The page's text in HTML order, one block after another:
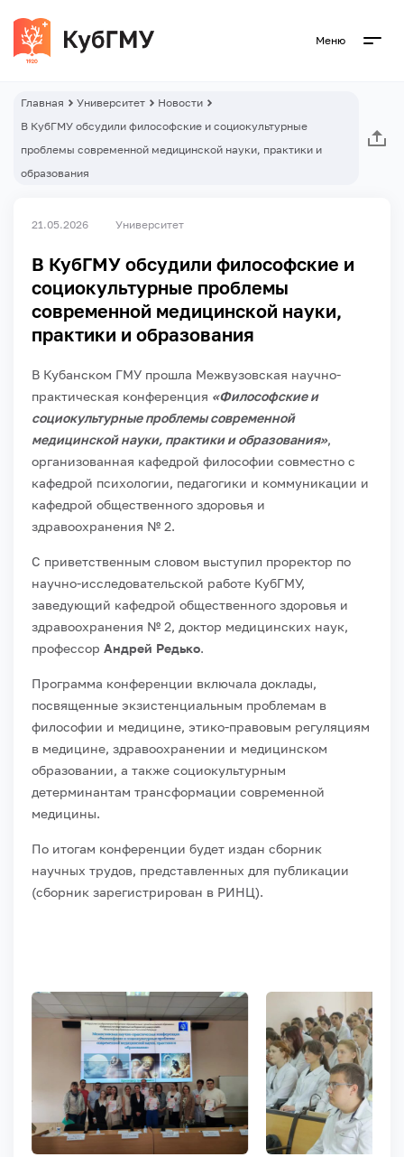
Меню
Главная Университет
Новости
В КубГМУ обсудили философские и социокультурные
проблемы современной медицинской науки, практики и
образования
21.05.2026 Университет
В КубГМУ обсудили философские и
социокультурные проблемы
современной медицинской науки,
практики и образования
В Кубанском ГМУ прошла Межвузовская научно-
практическая конференция «Философские и
социокультурные проблемы современной
медицинской науки, практики и образования»,
организованная кафедрой философии совместно с
кафедрой психологии, педагогики и коммуникации и
кафедрой общественного здоровья и
здравоохранения № 2.
С приветственным словом выступил проректор по
научно-исследовательской работе КубГМУ,
заведующий кафедрой общественного здоровья и
здравоохранения № 2, доктор медицинских наук,
профессор Андрей Редько.
Программа конференции включала доклады,
посвященные экзистенциальным проблемам в
философии и медицине, этико-правовым регуляциям
в медицине, здравоохранении и медицинском
образовании, а также социокультурным
детерминантам трансформации современной
медицины.
По итогам конференции будет издан сборник
научных трудов, представленных для публикации
(сборник зарегистрирован в РИНЦ).